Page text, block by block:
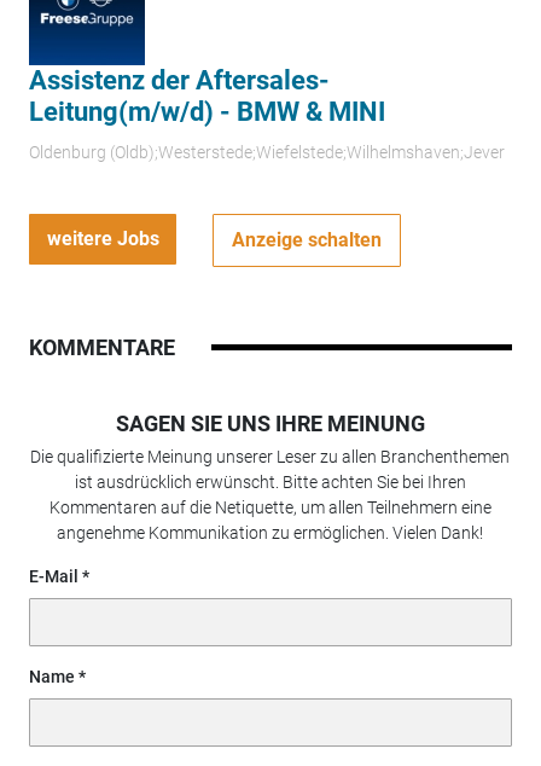
Assistenz der Aftersales-
Leitung(m/w/d) - BMW & MINI
Oldenburg (Oldb);Westerstede;Wiefelstede;Wilhelmshaven;Jever
weitere Jobs Anzeige schalten
KOMMENTARE
SAGEN SIE UNS IHRE MEINUNG
Die qualifizierte Meinung unserer Leser zu allen Branchenthemen
ist ausdrücklich erwünscht. Bitte achten Sie bei Ihren
Kommentaren auf die Netiquette, um allen Teilnehmern eine
angenehme Kommunikation zu ermöglichen. Vielen Dank!
E-Mail
Name